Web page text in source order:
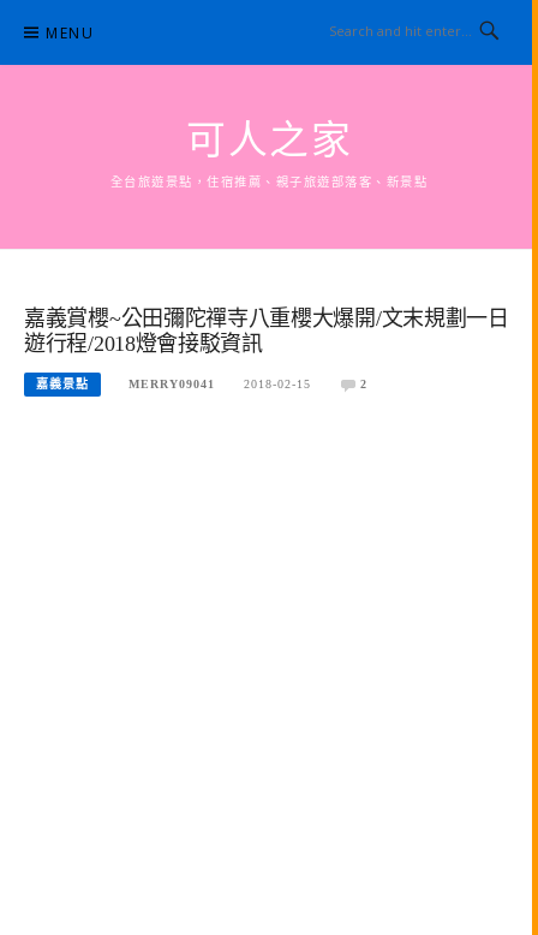
content
MENU
可人之家
全台旅遊景點，住宿推薦、親子旅遊部落客、新景點
嘉義賞櫻~公田彌陀禪寺八重櫻大爆開/文末規劃一日
遊行程/2018燈會接駁資訊
嘉義景點 MERRY09041 2018-02-15 2